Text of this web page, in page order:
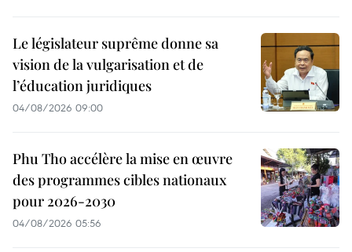
Le législateur suprême donne sa
vision de la vulgarisation et de
l’éducation juridiques
04/08/2026 09:00
Phu Tho accélère la mise en œuvre
des programmes cibles nationaux
pour 2026-2030
04/08/2026 05:56